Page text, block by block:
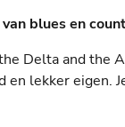
blues en
Delta and the
lekker eigen.